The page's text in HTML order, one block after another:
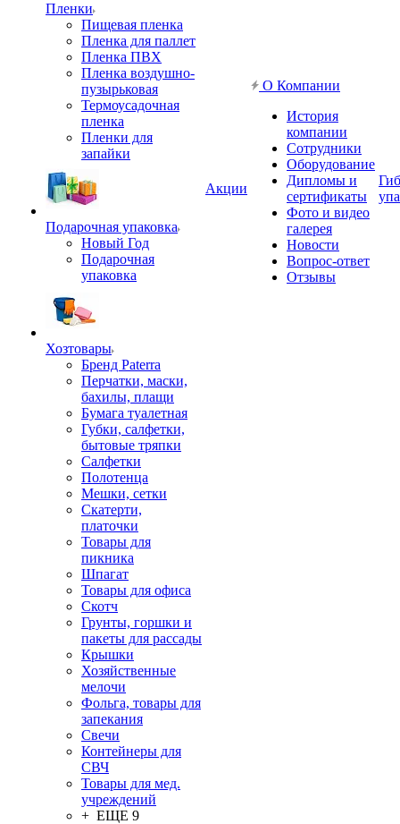
Пленки
Пищевая пленка
Пленка для паллет
Пленка ПВХ
Пленка воздушно-
пузырьковая
Термоусадочная
пленка
Пленки для
запайки
Подарочная упаковка
Новый Год
Подарочная
упаковка
Хозтовары
Бренд Paterra
Перчатки, маски,
бахилы, плащи
Бумага туалетная
Губки, салфетки,
бытовые тряпки
Салфетки
Полотенца
Мешки, сетки
Скатерти,
платочки
Товары для
пикника
Шпагат
Товары для офиса
Скотч
Грунты, горшки и
пакеты для рассады
Крышки
Хозяйственные
мелочи
Фольга, товары для
запекания
Свечи
Контейнеры для
СВЧ
Товары для мед.
учреждений
+ ЕЩЕ 9
Акции
О Компании
История
компании
Сотрудники
Оборудование
Дипломы и
сертификаты
Фото и видео
галерея
Новости
Вопрос-ответ
Отзывы